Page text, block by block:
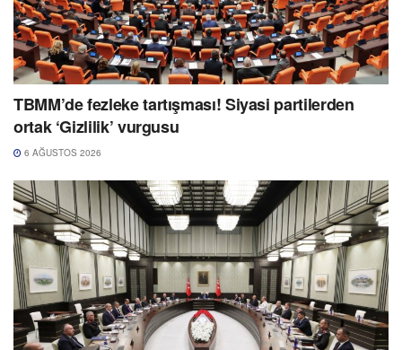
TBMM’de fezleke tartışması! Siyasi partilerden
ortak ‘Gizlilik’ vurgusu
6 AĞUSTOS 2026